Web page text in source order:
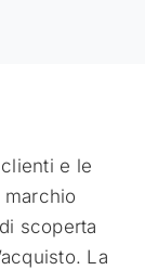
e le
scoperta
La